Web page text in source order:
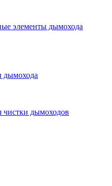
элементы дымохода
дымохода
чистки дымоходов